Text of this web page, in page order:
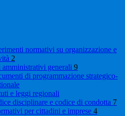
normativi su organizzazione e
2
generali 9
di programmazione strategico-
e leggi regionali
disciplinare e codice di condotta 7
per cittadini e imprese 4